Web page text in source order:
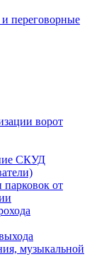
переговорные
ворот
СКУД
от
музыкальной